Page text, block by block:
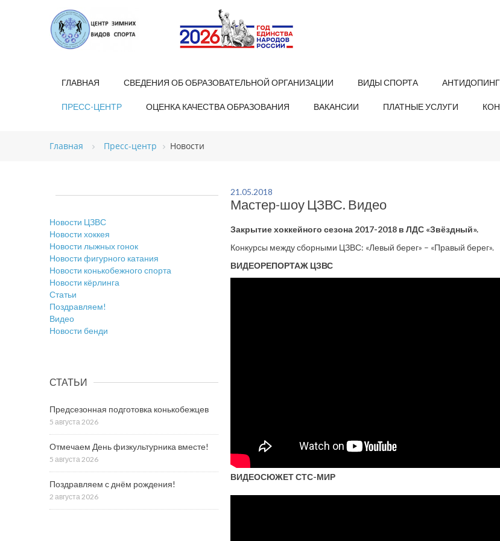
ГЛАВНАЯ СВЕДЕНИЯ ОБ ОБРАЗОВАТЕЛЬНОЙ ОРГАНИЗАЦИИ ВИДЫ СПОРТА АНТИДОПИНГ
ПРЕСС-ЦЕНТР ОЦЕНКА КАЧЕСТВА ОБРАЗОВАНИЯ ВАКАНСИИ ПЛАТНЫЕ УСЛУГИ
Главная Пресс-центр Новости
21.05.2018
Мастер-шоу ЦЗВС. Видео
Закрытие хоккейного сезона 2017-2018 в ЛДС «Звёздный».
Конкурсы между сборными ЦЗВС: «Левый берег» – «Правый берег».
ВИДЕОРЕПОРТАЖ ЦЗВС
ВИДЕОСЮЖЕТ СТС-МИР
Новости ЦЗВС
Новости хоккея
Новости лыжных гонок
Новости фигурного катания
Новости конькобежного спорта
Новости кёрлинга
Статьи
Поздравляем!
Видео
Новости бенди
СТАТЬИ
Предсезонная подготовка конькобежцев
5 августа 2026
Отмечаем День физкультурника вместе!
5 августа 2026
Поздравляем с днём рождения!
2 августа 2026